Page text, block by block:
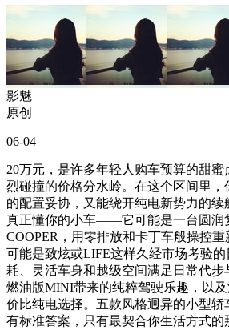
影魅
原创
06-04
20万元，是许多年轻人购车预算的甜
烈碰撞的价格分水岭。在这个区间里
的配置妥协，又能绕开纯电新势力的续
真正懂你的小车——它可能是一台圆润
COOPER，用零排放和卡丁车般操控
可能是致炫或LIFE这样久经市场考验
耗、灵活车身和越级空间满足日常代
燃油版MINI带来的纯粹驾驶乐趣，以
价比纯电选择。五款风格迥异的小型轿
有标准答案，只有最契合你生活方式的